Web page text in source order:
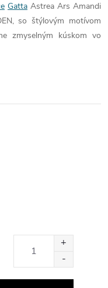
Gatta Astrea Ars Amandi
so štýlovým motívom
zmyselným kúskom vo